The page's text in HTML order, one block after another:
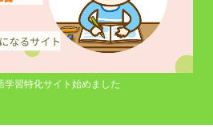
学習特化サイト始めました